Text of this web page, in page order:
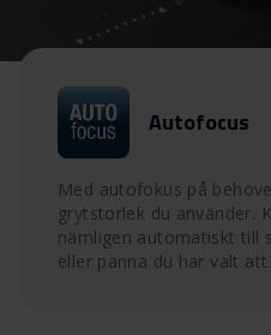
Autofocus
Med autofokus på
grytstorlek du använder.
nämligen automatiskt till
eller panna du har valt att